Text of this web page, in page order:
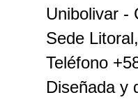
Unibolivar -
Sede
Teléfono
Diseñada y